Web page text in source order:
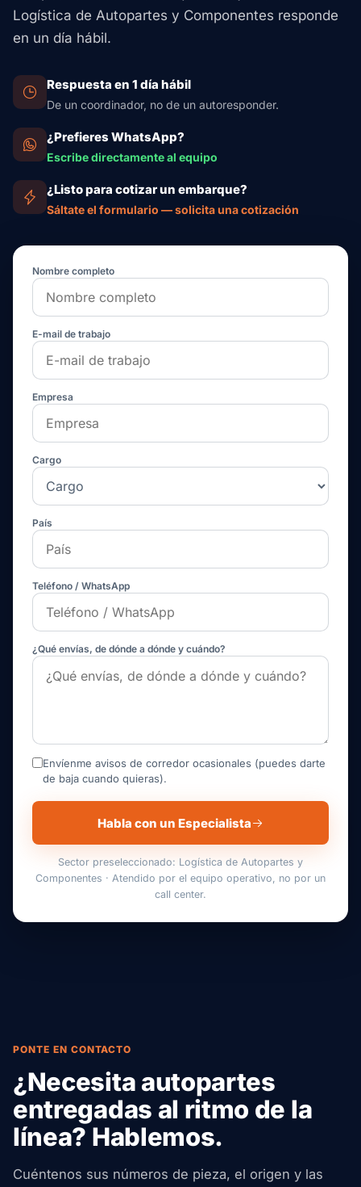
Logística de Autopartes y Componentes responde
en un día hábil.
Respuesta en 1 día hábil
De un coordinador, no de un autoresponder.
¿Prefieres WhatsApp?
Escribe directamente al equipo
¿Listo para cotizar un embarque?
Sáltate el formulario — solicita una cotización
Nombre completo
E-mail de trabajo
Empresa
Cargo
País
Teléfono / WhatsApp
¿Qué envías, de dónde a dónde y cuándo?
Envíenme avisos de corredor ocasionales (puedes darte
de baja cuando quieras).
Habla con un Especialista
Sector preseleccionado: Logística de Autopartes y
Componentes · Atendido por el equipo operativo, no por un
call center.
PONTE EN CONTACTO
¿Necesita autopartes
entregadas al ritmo de la
línea? Hablemos.
Cuéntenos sus números de pieza, el origen y las